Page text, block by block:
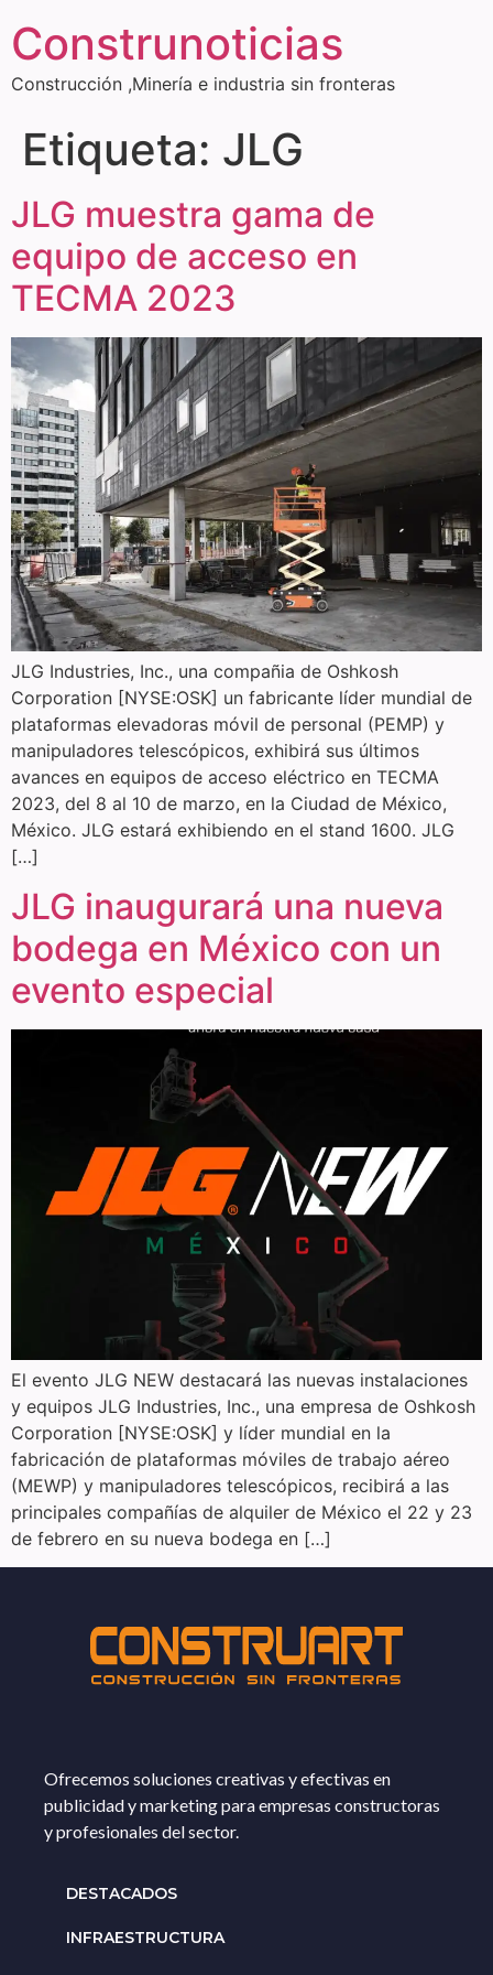
Construnoticias
Construcción ,Minería e industria sin fronteras
Etiqueta: JLG
JLG muestra gama de
equipo de acceso en
TECMA 2023
JLG Industries, Inc., una compañia de Oshkosh
Corporation [NYSE:OSK] un fabricante líder mundial de
plataformas elevadoras móvil de personal (PEMP) y
manipuladores telescópicos, exhibirá sus últimos
avances en equipos de acceso eléctrico en TECMA
2023, del 8 al 10 de marzo, en la Ciudad de México,
México. JLG estará exhibiendo en el stand 1600. JLG
[…]
JLG inaugurará una nueva
bodega en México con un
evento especial
El evento JLG NEW destacará las nuevas instalaciones
y equipos JLG Industries, Inc., una empresa de Oshkosh
Corporation [NYSE:OSK] y líder mundial en la
fabricación de plataformas móviles de trabajo aéreo
(MEWP) y manipuladores telescópicos, recibirá a las
principales compañías de alquiler de México el 22 y 23
de febrero en su nueva bodega en […]
Ofrecemos soluciones creativas y efectivas en
publicidad y marketing para empresas constructoras
y profesionales del sector.
DESTACADOS
INFRAESTRUCTURA